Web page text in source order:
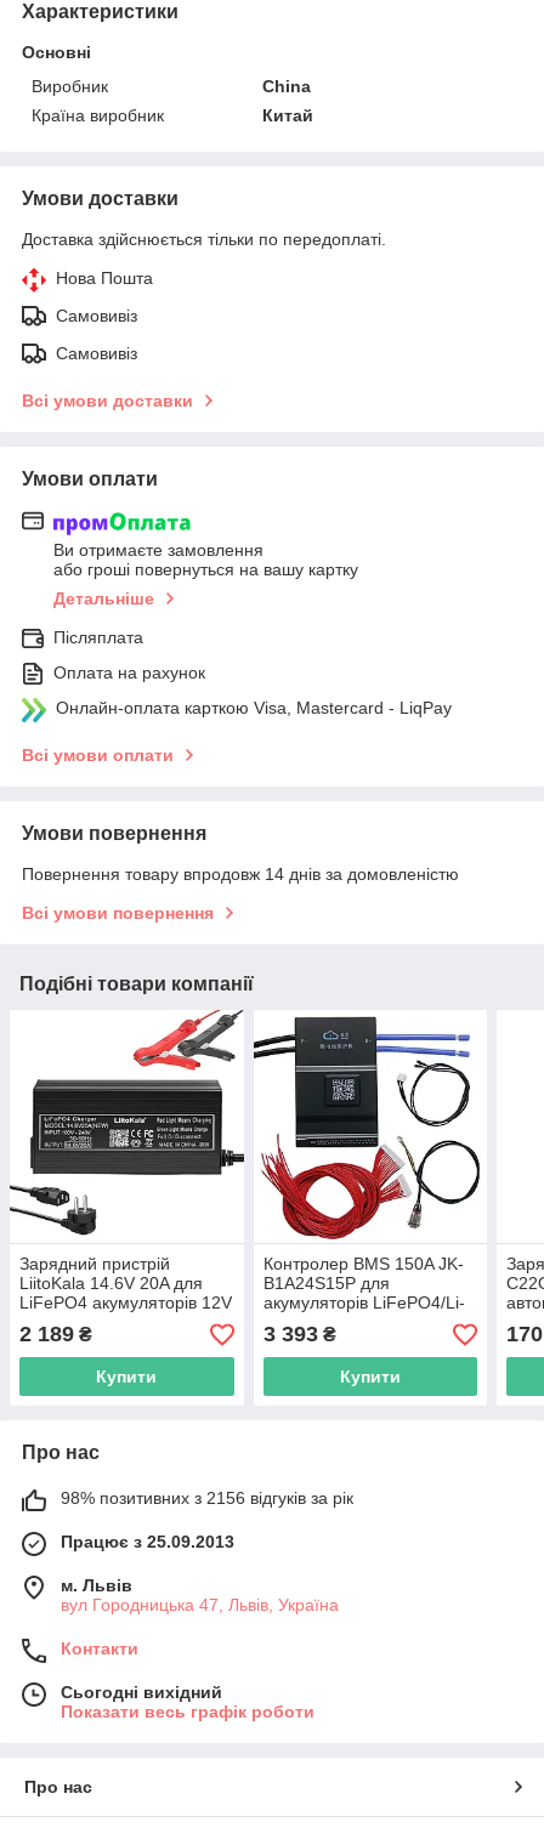
Характеристики
Основні
Виробник
China
Країна виробник
Китай
Умови доставки
Доставка здійснюється тільки по передоплаті.
Нова Пошта
Самовивіз
Самовивіз
Всі умови доставки
Умови оплати
Ви отримаєте замовлення
або гроші повернуться на вашу картку
Детальніше
Післяплата
Оплата на рахунок
Онлайн-оплата карткою Visa, Mastercard - LiqPay
Всі умови оплати
Умови повернення
Повернення товару впродовж 14 днів за домовленістю
Всі умови повернення
Подібні товари компанії
Зарядний пристрій
LiitoKala 14.6V 20A для
LiFePO4 акумуляторів 12V
(4S), LFP, швидка зарядка
2 189 ₴
Купити
Контролер BMS 150A JK-
B1A24S15P для
акумуляторів LiFePO4/Li-
ion/LTO, плата захисту, +
кнопка активації, JIKONG
3 393₴
Купити
170
Про нас
98% позитивних з 2156 відгуків за рік
Працює з 25.09.2013
м. Львів
вул Городницька 47, Львів, Україна
Контакти
Сьогодні вихідний
Показати весь графік роботи
Про нас